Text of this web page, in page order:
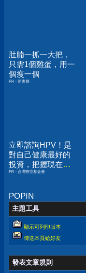
肚腩一抓一大把，
只需1個雞蛋，用一
個瘦一個
PR・新素簡
立即諮詢HPV！是
對自己健康最好的
投資，把握現在不
嫌晚！
PR・台灣癌症基金會
POPIN
主題工具
顯示可列印版本
傳送本頁給好友
發表文章規則